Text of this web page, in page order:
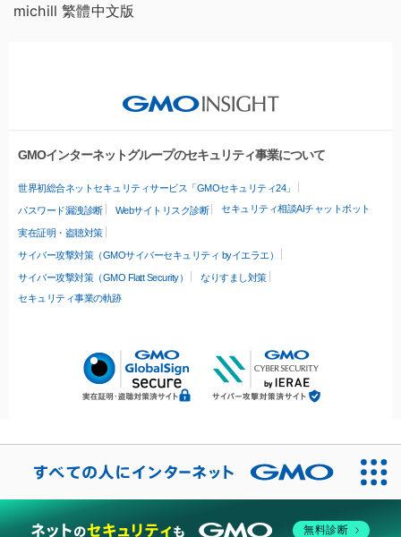
michill 繁體中文版
GMOインターネットグループのセキュリティ事業について
世界初総合ネットセキュリティサービス「GMOセキュリティ24」
パスワード漏洩診断 Webサイトリスク診断 セキュリティ相談AIチャットボット
実在証明・盗聴対策
サイバー攻撃対策（GMOサイバーセキュリティ byイエラエ）
サイバー攻撃対策（GMO Flatt Security）
なりすまし対策
セキュリティ事業の軌跡
無料診断